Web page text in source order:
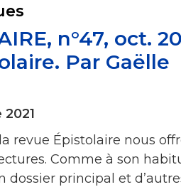
n°47, oct.
Par Gaëlle
revue Épistolaire nous
Comme à son
dossier principal et